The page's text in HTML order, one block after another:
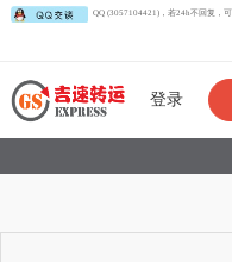
QQ (3057104421)，若
登录